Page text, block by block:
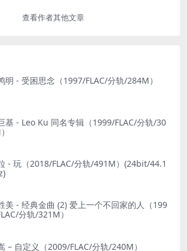
查看作者其他文章
明 - 受困思念（1997/FLAC/分轨/284M）
基 - Leo Ku 同名专辑（1999/FLAC/分轨/30
- 玩（2018/FLAC/分轨/491M）(24bit/44.1
美 - 经典金曲 (2) 爱上一个不回家的人（199
分轨/321M）
– 自定义（2009/FLAC/分轨/240M）